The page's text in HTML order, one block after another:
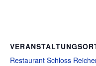
Restaurant Schloss